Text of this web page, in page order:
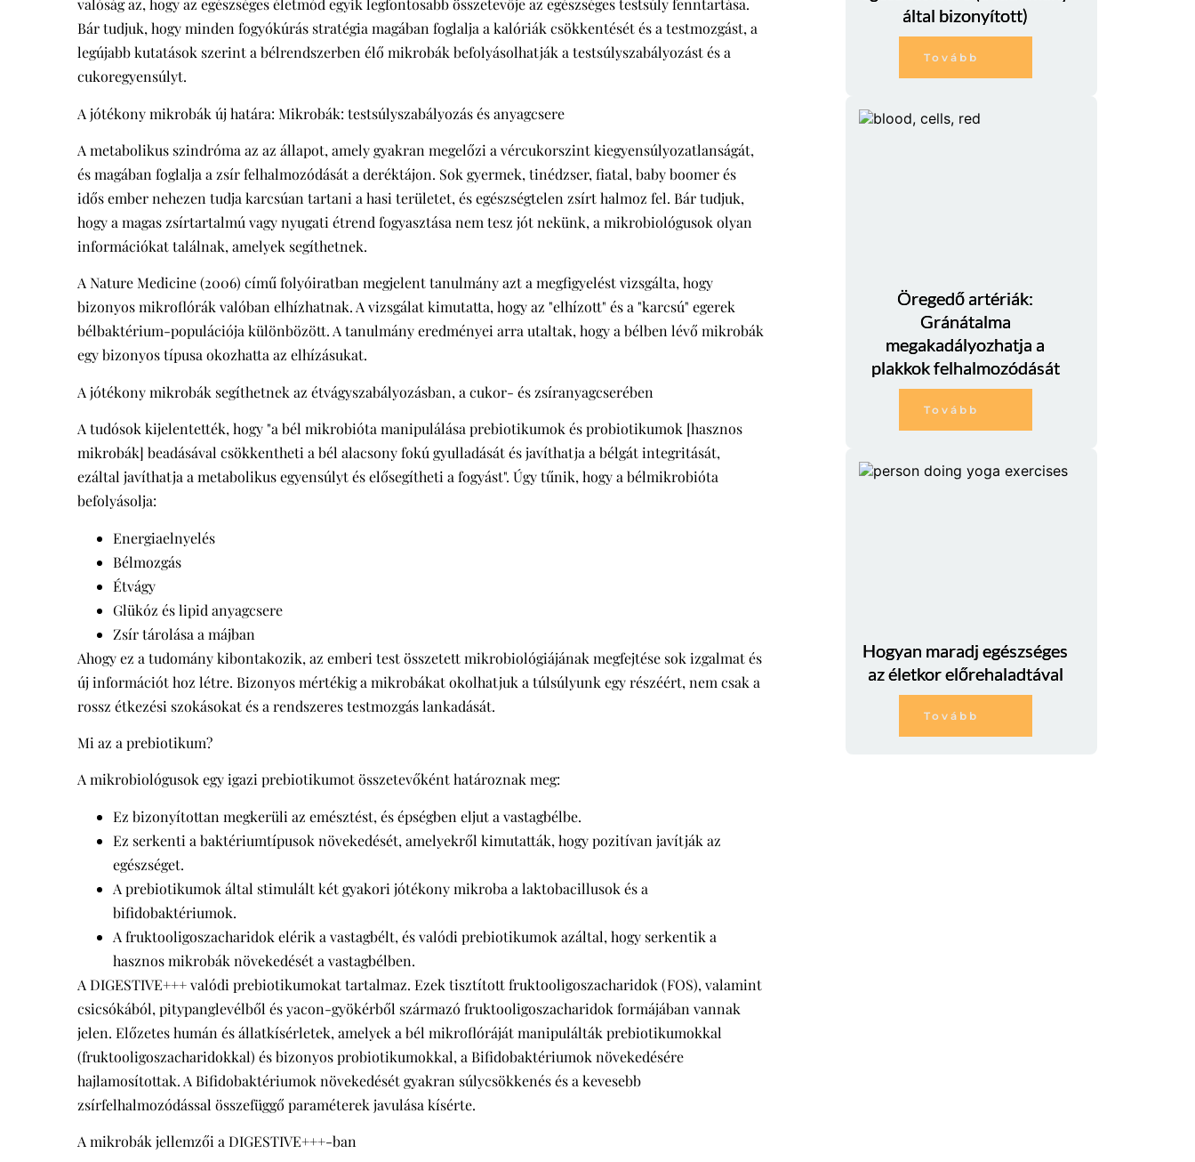
valóság az, hogy az egészséges életmód egyik legfontosabb összetevője az egészséges testsúly fenntartása.
Bár tudjuk, hogy minden fogyókúrás stratégia magában foglalja a kalóriák csökkentését és a testmozgást, a
legújabb kutatások szerint a bélrendszerben élő mikrobák befolyásolhatják a testsúlyszabályozást és a
cukoregyensúlyt.
A jótékony mikrobák új határa: Mikrobák: testsúlyszabályozás és anyagcsere
A metabolikus szindróma az az állapot, amely gyakran megelőzi a vércukorszint kiegyensúlyozatlanságát,
és magában foglalja a zsír felhalmozódását a deréktájon. Sok gyermek, tinédzser, fiatal, baby boomer és
idős ember nehezen tudja karcsúan tartani a hasi területet, és egészségtelen zsírt halmoz fel. Bár tudjuk,
hogy a magas zsírtartalmú vagy nyugati étrend fogyasztása nem tesz jót nekünk, a mikrobiológusok olyan
információkat találnak, amelyek segíthetnek.
A Nature Medicine (2006) című folyóiratban megjelent tanulmány azt a megfigyelést vizsgálta, hogy
bizonyos mikroflórák valóban elhízhatnak. A vizsgálat kimutatta, hogy az "elhízott" és a "karcsú" egerek
bélbaktérium-populációja különbözött. A tanulmány eredményei arra utaltak, hogy a bélben lévő mikrobák
egy bizonyos típusa okozhatta az elhízásukat.
A jótékony mikrobák segíthetnek az étvágyszabályozásban, a cukor- és zsíranyagcserében
A tudósok kijelentették, hogy "a bél mikrobióta manipulálása prebiotikumok és probiotikumok [hasznos
mikrobák] beadásával csökkentheti a bél alacsony fokú gyulladását és javíthatja a bélgát integritását,
ezáltal javíthatja a metabolikus egyensúlyt és elősegítheti a fogyást". Úgy tűnik, hogy a bélmikrobióta
befolyásolja:
Energiaelnyelés
Bélmozgás
Étvágy
Glükóz és lipid anyagcsere
Zsír tárolása a májban
Ahogy ez a tudomány kibontakozik, az emberi test összetett mikrobiológiájának megfejtése sok izgalmat és
új információt hoz létre. Bizonyos mértékig a mikrobákat okolhatjuk a túlsúlyunk egy részéért, nem csak a
rossz étkezési szokásokat és a rendszeres testmozgás lankadását.
Mi az a prebiotikum?
A mikrobiológusok egy igazi prebiotikumot összetevőként határoznak meg:
Ez bizonyítottan megkerüli az emésztést, és épségben eljut a vastagbélbe.
Ez serkenti a baktériumtípusok növekedését, amelyekről kimutatták, hogy pozitívan javítják az
egészséget.
A prebiotikumok által stimulált két gyakori jótékony mikroba a laktobacillusok és a
bifidobaktériumok.
A fruktooligoszacharidok elérik a vastagbélt, és valódi prebiotikumok azáltal, hogy serkentik a
hasznos mikrobák növekedését a vastagbélben.
A DIGESTIVE+++ valódi prebiotikumokat tartalmaz. Ezek tisztított fruktooligoszacharidok (FOS), valamint
csicsókából, pitypanglevélből és yacon-gyökérből származó fruktooligoszacharidok formájában vannak
jelen. Előzetes humán és állatkísérletek, amelyek a bél mikroflóráját manipulálták prebiotikumokkal
(fruktooligoszacharidokkal) és bizonyos probiotikumokkal, a Bifidobaktériumok növekedésére
hajlamosítottak. A Bifidobaktériumok növekedését gyakran súlycsökkenés és a kevesebb
zsírfelhalmozódással összefüggő paraméterek javulása kísérte.
A mikrobák jellemzői a DIGESTIVE+++-ban
által bizonyított)
Tovább
Öregedő artériák:
Gránátalma
megakadályozhatja a
plakkok felhalmozódását
Tovább
Hogyan maradj egészséges
az életkor előrehaladtával
Tovább